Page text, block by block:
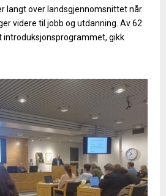
langt over landsgjennomsnittet når
videre til jobb og utdanning. Av 62
gikk